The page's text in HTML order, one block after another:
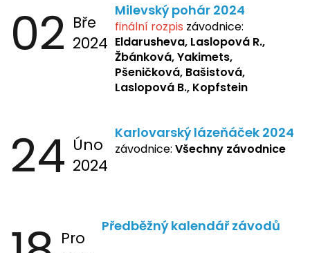
02 Bře
2024
Milevský pohár 2024
finální rozpis závodnice:
Eldarusheva, Laslopová R.,
Žbánková, Yakimets,
Pšeničková, Bašistová,
Laslopová B., Kopfstein
24 Úno
2024
Karlovarský lázeňáček 2024
závodnice: Všechny závodnice
Pro
Předběžný kalendář závodů